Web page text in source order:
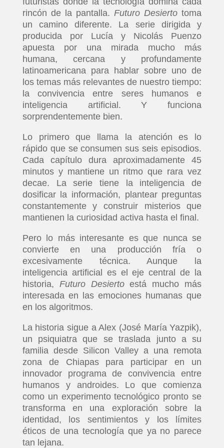
rincón de la pantalla.Futuro Desierto toma
un camino diferente. La serie dirigida y
producida por Lucía y Nicolás Puenzo
apuesta por una mirada mucho más
humana, cercana y profundamente
latinoamericana para hablar sobre uno de
los temas más relevantes de nuestro tiempo:
la convivencia entre seres humanos e
inteligencia artificial. Y funciona
sorprendentemente bien.
Lo primero que llama la atención es lo
rápido que se consumen sus seis episodios.
Cada capítulo dura aproximadamente 45
minutos y mantiene un ritmo que rara vez
decae. La serie tiene la inteligencia de
dosificar la información, plantear preguntas
constantemente y construir misterios que
mantienen la curiosidad activa hasta el final.
Pero lo más interesante es que nunca se
convierte en una producción fría o
excesivamente técnica. Aunque la
inteligencia artificial es el eje central de la
historia, Futuro Desiertoestá mucho más
interesada en las emociones humanas que
en los algoritmos.
La historia sigue a Alex (José María Yazpik),
un psiquiatra que se traslada junto a su
familia desde Silicon Valley a una remota
zona de Chiapas para participar en un
innovador programa de convivencia entre
humanos y androides. Lo que comienza
como un experimento tecnológico pronto se
transforma en una exploración sobre la
identidad, los sentimientos y los límites
éticos de una tecnología que ya no parece
tan lejana.